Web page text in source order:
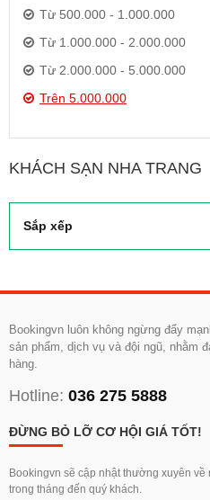
KHÁCH SẠN NHA TRANG
Sắp xếp
Từ 500.000 - 1.000.000
Từ 1.000.000 - 2.000.000
Từ 2.000.000 - 5.000.000
Trên 5.000.000
Bookingvn luôn không ngừng đẩy
sản phẩm, dịch vụ và đội ngũ, nhằm
hàng.
Hotline: 036 275 5888
ĐỪNG BỎ LỠ CƠ HỘI GIÁ TỐT!
Bookingvn sẽ cập nhật thường xuyên
trong tháng đến quý khách.